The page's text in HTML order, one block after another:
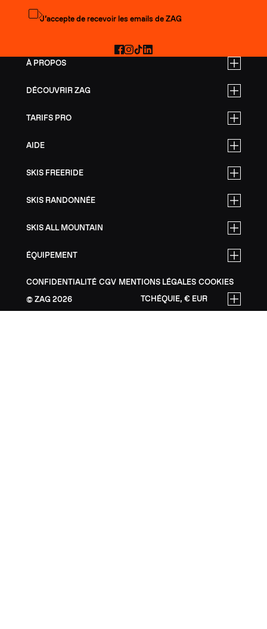
À PROPOS
DÉCOUVRIR ZAG
TARIFS PRO
AIDE
SKIS FREERIDE
SKIS RANDONNÉE
SKIS ALL MOUNTAIN
ÉQUIPEMENT
CONFIDENTIALITÉ CGV MENTIONS LÉGALES COOKIES
ZAG 2026 TCHÉQUIE, € EUR
S'abonner à la newsletter
J’accepte de recevoir les emails de ZAG
Facebook
Instagram
TikTokLinkedIn